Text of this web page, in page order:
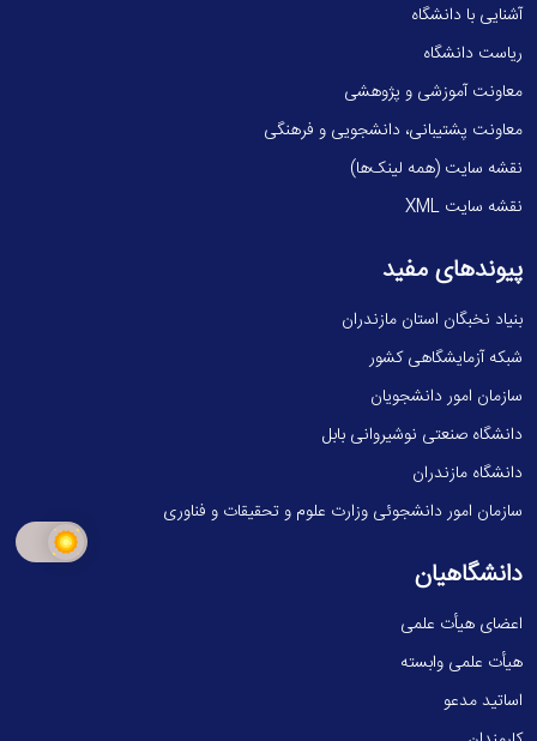
آشنایی با دانشگاه
ریاست دانشگاه
معاونت آموزشی و پژوهشی
معاونت پشتیبانی، دانشجویی و فرهنگی
نقشه سایت (همه لینک‌ها)
نقشه سایت XML
پیوندهای مفید
بنیاد نخبگان استان مازندران
شبکه آزمایشگاهی کشور
سازمان امور دانشجویان
دانشگاه صنعتی نوشیروانی بابل
دانشگاه مازندران
سازمان امور دانشجوئی وزارت علوم و تحقیقات و فناوری
دانشگاهیان
اعضای هیأت علمی
هیأت علمی وابسته
اساتید مدعو